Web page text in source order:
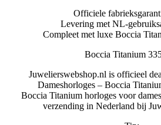
Officiele
Levering met NL-
Compleet met luxe Boccia
Boccia Titanium
Juwelierswebshop.nl is officieel
Dameshorloges – Boccia
Boccia Titanium horloges voor
verzending in Nederland bij